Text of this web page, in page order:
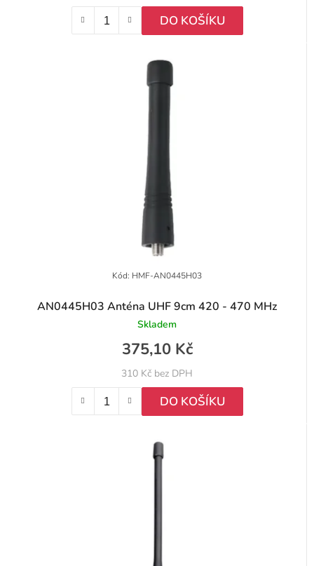
DO KOŠÍKU
AN0445H03 Anténa UHF 9cm 420 - 470 MHz
Skladem
310 Kč bez DPH
375,10 Kč
DO KOŠÍKU
Kód: HMF-AN0445H03